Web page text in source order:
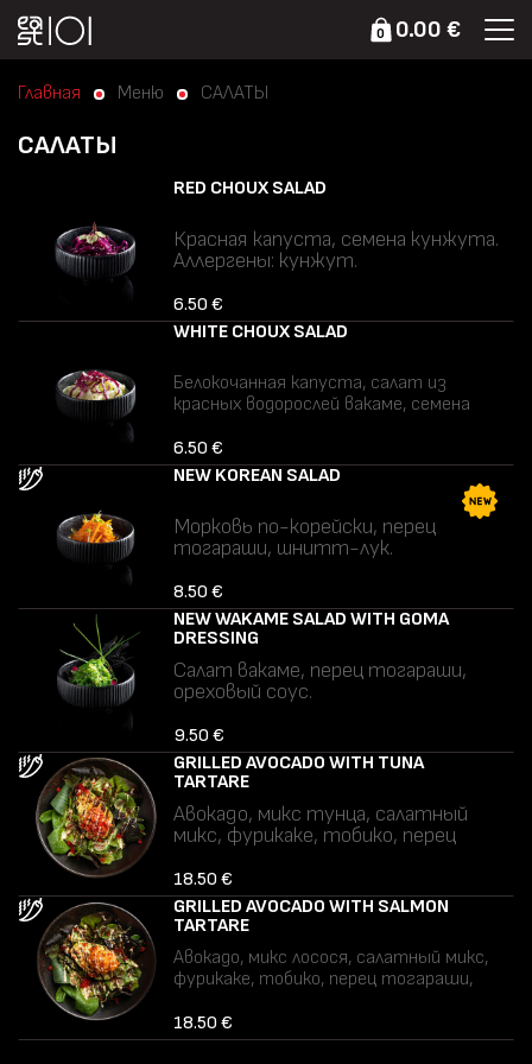
0 0.00 €
Главная Меню САЛАТЫ
САЛАТЫ
RED CHOUX SALAD
Красная капуста, семена кунжута.
Аллергены: кунжут.
6.50 €
WHITE CHOUX SALAD
Белокочанная капуста, салат из
красных водорослей вакаме, семена
Аллергены: кунжут.
6.50 €
NEW KOREAN SALAD
Морковь по-корейски, перец
тогараши, шнитт-лук.
8.50 €
NEW WAKAME SALAD WITH GOMA
DRESSING
Салат вакаме, перец тогараши,
ореховый соус.
кунжут, соя.
9.50 €
GRILLED AVOCADO WITH TUNA
TARTARE
Авокадо, микс тунца, салатный
микс, фурикаке, тобико, перец
Аллергены: яйца, рыба, глютен,
молоко (лактоза), арахис, кунжут,
соя.
18.50 €
GRILLED AVOCADO WITH SALMON
TARTARE
Авокадо, микс лосося, салатный микс,
фурикаке, тобико, перец тогараши,
Аллергены: яйца, рыба, глютен, молоко
(лактоза), арахис, кунжут, соя.
18.50 €